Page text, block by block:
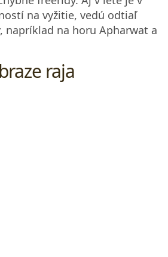
na vyžitie, vedú odtiaľ
napríklad na horu Apharwat a
raja